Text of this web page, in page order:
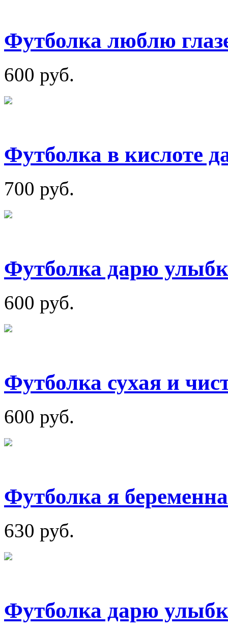
Футболка люблю
600 руб.
Футболка в кислоте
700 руб.
Футболка дарю
600 руб.
Футболка сухая и
600 руб.
Футболка я
630 руб.
Футболка дарю